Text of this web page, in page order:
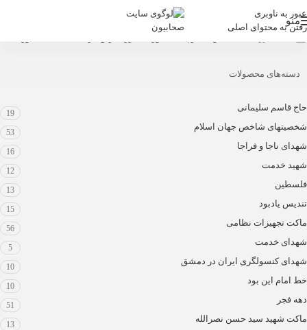
عبور به ناوبری
رفتن به محتوای اصلی
منو
دسته‌های محصولات
حاج قاسم سلیمانی
19
شخصیتهای شاخص جهان اسلام
53
شهدای ناجا و فراجا
16
شهید خدمت
12
فلسطین
13
تندیس یادبود
15
ماکت تجهیزات نظامی
56
شهدای خدمت
5
شهدای کنسولگری ایران در دمشق
10
خط امام این بود
10
دهه فجر
51
ماکت شهید سید حسن نصرالله
13